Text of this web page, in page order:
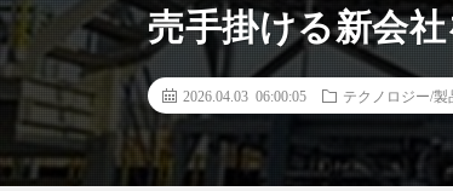
売手掛ける新会
2026.04.03 06:00:05 テクノロジー/製